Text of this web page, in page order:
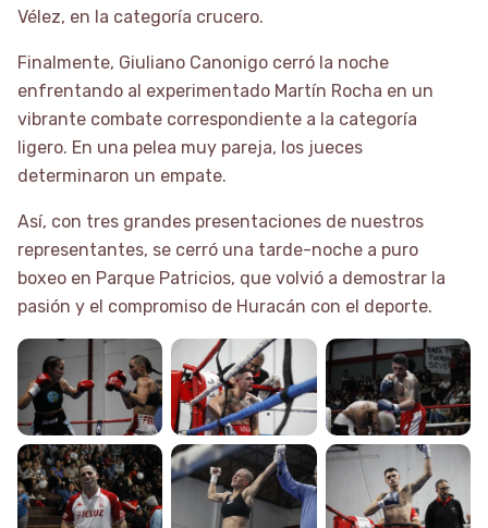
Vélez, en la categoría crucero.
Finalmente, Giuliano Canonigo cerró la noche
enfrentando al experimentado Martín Rocha en un
vibrante combate correspondiente a la categoría
ligero. En una pelea muy pareja, los jueces
determinaron un empate.
Así, con tres grandes presentaciones de nuestros
representantes, se cerró una tarde-noche a puro
boxeo en Parque Patricios, que volvió a demostrar la
pasión y el compromiso de Huracán con el deporte.